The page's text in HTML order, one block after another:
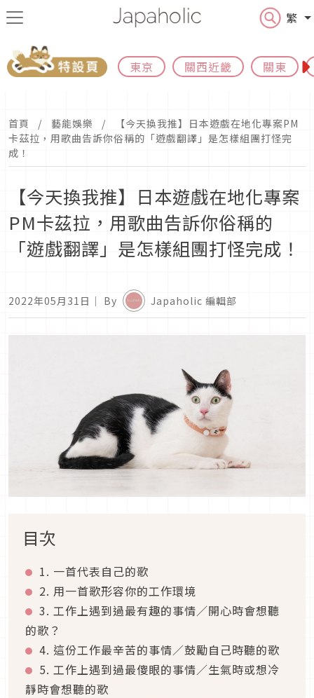
繁
東京 關西近畿 關東
首頁 藝能娛樂
【今天換我推】日本遊戲在地化專案PM
卡茲拉，用歌曲告訴你俗稱的「遊戲翻譯」是怎樣組團打怪完
成！
【今天換我推】日本遊戲在地化專案
PM卡茲拉，用歌曲告訴你俗稱的
「遊戲翻譯」是怎樣組團打怪完成！
2022年05月31日 ｜ By Japaholic 編輯部
目次
1. 一首代表自己的歌
2. 用一首歌形容你的工作環境
3. 工作上遇到過最有趣的事情／開心時會想聽
的歌？
4. 這份工作最辛苦的事情／鼓勵自己時聽的歌
5. 工作上遇到過最傻眼的事情／生氣時或想冷
靜時會想聽的歌